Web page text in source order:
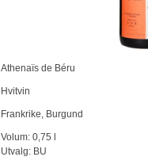
Athenaïs de Béru
Hvitvin
Frankrike, Burgund
Volum: 0,75 l
Utvalg: BU